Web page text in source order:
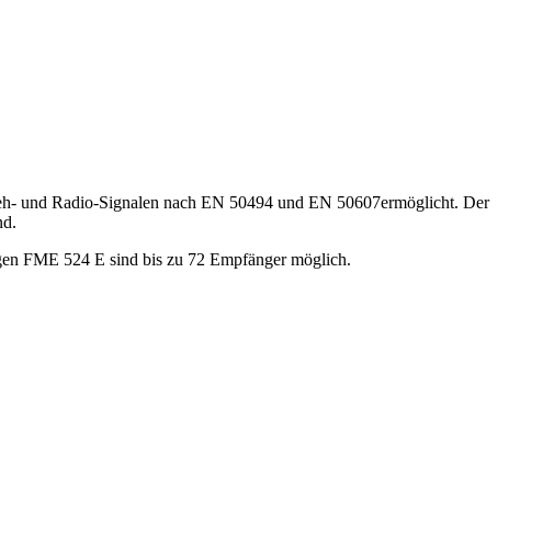
und Radio-Signalen nach EN 50494 und EN 50607ermöglicht. Der
FME 524 E sind bis zu 72 Empfänger möglich.